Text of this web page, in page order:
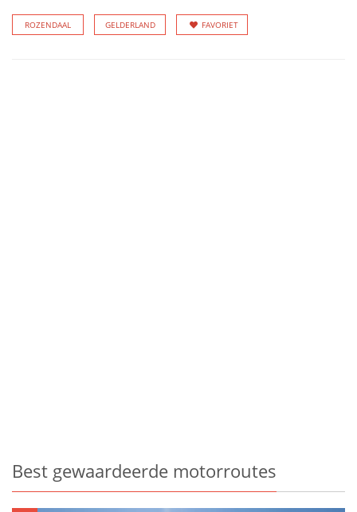
ROZENDAAL GELDERLAND FAVORIET
Best gewaardeerde motorroutes